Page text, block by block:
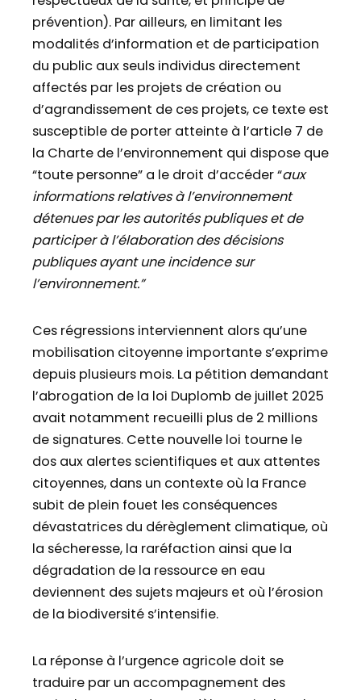
prévention). Par ailleurs, en limitant les
modalités d’information et de participation
du public aux seuls individus directement
affectés par les projets de création ou
d’agrandissement de ces projets, ce texte est
susceptible de porter atteinte à l’article 7 de
la Charte de l’environnement qui dispose que
“toute personne” a le droit d’accéder “aux
informations relatives à l’environnement
détenues par les autorités publiques et de
participer à l’élaboration des décisions
publiques ayant une incidence sur
l’environnement.”
Ces régressions interviennent alors qu’une
mobilisation citoyenne importante s’exprime
depuis plusieurs mois. La pétition demandant
l’abrogation de la loi Duplomb de juillet 2025
avait notamment recueilli plus de 2 millions
de signatures. Cette nouvelle loi tourne le
dos aux alertes scientifiques et aux attentes
citoyennes, dans un contexte où la France
subit de plein fouet les conséquences
dévastatrices du dérèglement climatique, où
la sécheresse, la raréfaction ainsi que la
dégradation de la ressource en eau
deviennent des sujets majeurs et où l’érosion
de la biodiversité s’intensifie.
La réponse à l’urgence agricole doit se
traduire par un accompagnement des